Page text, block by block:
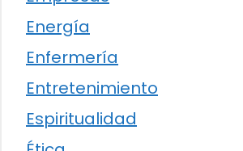
Energía
Enfermería
Entretenimiento
Espiritualidad